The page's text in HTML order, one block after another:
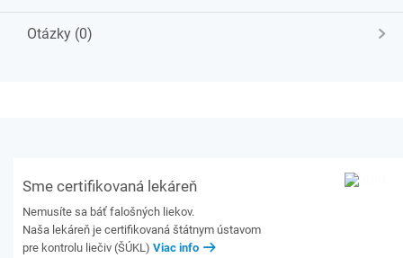
Otázky (0)
Sme certifikovaná lekáreň
Nemusíte sa báť falošných liekov.
Naša lekáreň je certifikovaná štátnym ústavom
pre kontrolu liečiv (ŠÚKL) Viac info